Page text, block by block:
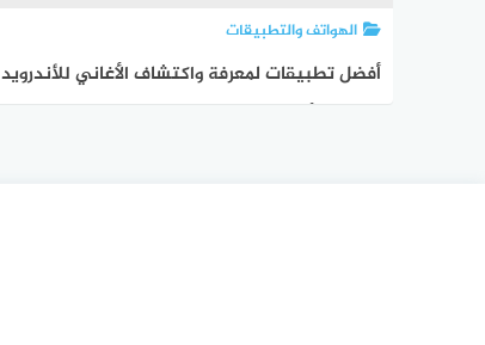
الهواتف والتطبيقات
أفضل تطبيقات لمعرفة واكتشاف الأغاني للأندرويد